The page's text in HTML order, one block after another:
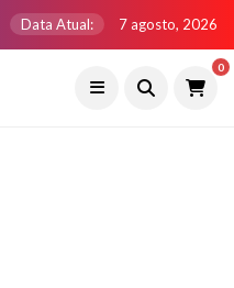
Data Atual: 7 agosto, 2026
0